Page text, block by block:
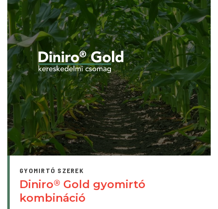
GYOMIRTÓ SZEREK
Diniro® Gold gyomirtó
kombináció